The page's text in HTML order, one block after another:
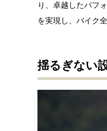
り、卓越したパフ
を実現し、バイク
揺るぎない